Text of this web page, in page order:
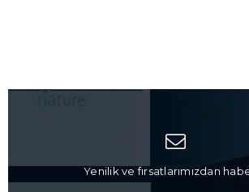
Yenilik ve fırsatlarımızdan